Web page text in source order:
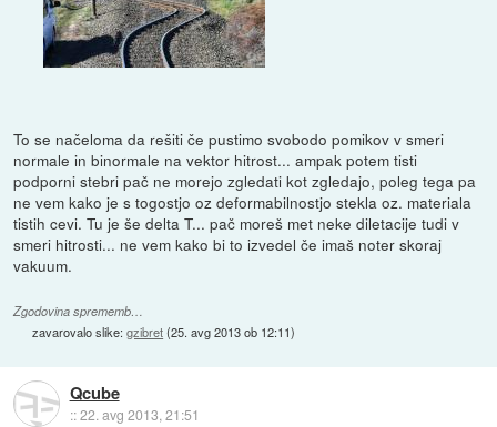
To se načeloma da rešiti če pustimo svobodo pomikov v smeri
normale in binormale na vektor hitrost... ampak potem tisti
podporni stebri pač ne morejo zgledati kot zgledajo, poleg tega pa
ne vem kako je s togostjo oz deformabilnostjo stekla oz. materiala
tistih cevi. Tu je še delta T... pač moreš met neke diletacije tudi v
smeri hitrosti... ne vem kako bi to izvedel če imaš noter skoraj
vakuum.
Zgodovina sprememb…
zavarovalo slike:gzibret(25. avg 2013 ob 12:11)
Qcube
::22. avg 2013, 21:51